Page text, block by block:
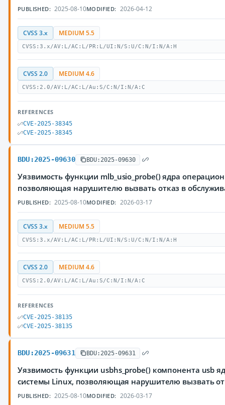
PUBLISHED: 2025-08-10MODIFIED: 2026-04-12
CVSS 3.x MEDIUM 5.5
CVSS:3.x/AV:L/AC:L/PR:L/UI:N/S:U/C:N/I:N/A:H
CVSS 2.0 MEDIUM 4.6
CVSS:2.0/AV:L/AC:L/Au:S/C:N/I:N/A:C
REFERENCES
CVE-2025-38345
CVE-2025-38345
BDU:2025-09630 BDU:2025-09630
Уязвимость функции mlb_usio_probe() ядра
позволяющая нарушителю вызвать отказ в
PUBLISHED: 2025-08-10MODIFIED: 2026-03-17
CVSS 3.x MEDIUM 5.5
CVSS:3.x/AV:L/AC:L/PR:L/UI:N/S:U/C:N/I:N/A:H
CVSS 2.0 MEDIUM 4.6
CVSS:2.0/AV:L/AC:L/Au:S/C:N/I:N/A:C
REFERENCES
CVE-2025-38135
CVE-2025-38135
BDU:2025-09631 BDU:2025-09631
Уязвимость функции usbhs_probe() компонента usb
системы Linux, позволяющая нарушителю вызвать
PUBLISHED: 2025-08-10MODIFIED: 2026-03-17